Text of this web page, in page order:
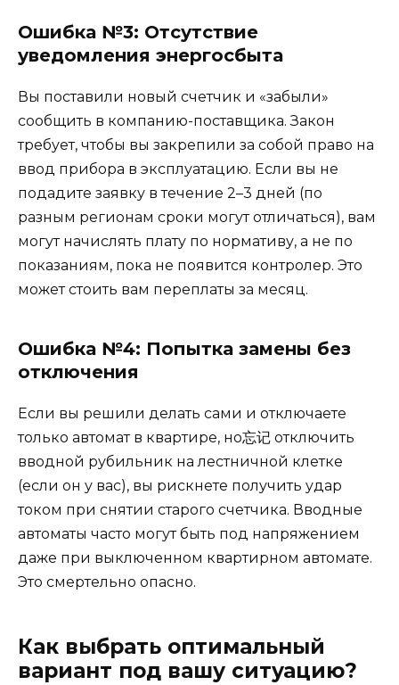
Ошибка №3: Отсутствие
уведомления энергосбыта
Вы поставили новый счетчик и «забыли»
сообщить в компанию-поставщика. Закон
требует, чтобы вы закрепили за собой право на
ввод прибора в эксплуатацию. Если вы не
подадите заявку в течение 2–3 дней (по
разным регионам сроки могут отличаться), вам
могут начислять плату по нормативу, а не по
показаниям, пока не появится контролер. Это
может стоить вам переплаты за месяц.
Ошибка №4: Попытка замены без
отключения
Если вы решили делать сами и отключаете
только автомат в квартире, но忘记 отключить
вводной рубильник на лестничной клетке
(если он у вас), вы рискнете получить удар
током при снятии старого счетчика. Вводные
автоматы часто могут быть под напряжением
даже при выключенном квартирном автомате.
Это смертельно опасно.
Как выбрать оптимальный
вариант под вашу ситуацию?